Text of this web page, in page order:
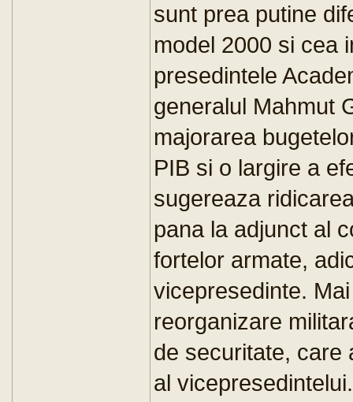
sunt prea putine
model 2000 si cea
presedintele
generalul Mahmut
majorarea
PIB si o largire a
sugereaza
pana la adjunct al
fortelor armate,
vicepresedinte.
reorganizare
de securitate, care
al